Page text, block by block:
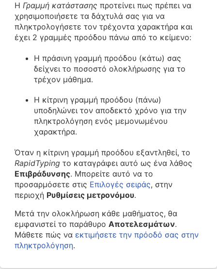
Η Γραμμή κατάστασης προτείνει πως πρέπει να
χρησιμοποιήσετε τα δάχτυλά σας για να
πληκτρολογήσετε τον τρέχοντα χαρακτήρα και
έχει 2 γραμμές προόδου πάνω από το κείμενο:
Η πράσινη γραμμή προόδου (κάτω) σας
δείχνει το ποσοστό ολοκλήρωσης για το
τρέχον μάθημα.
Η κίτρινη γραμμή προόδου (πάνω)
υποδηλώνει τον αποδεκτό χρόνο για την
πληκτρολόγηση ενός μεμονωμένου
χαρακτήρα.
Όταν η κίτρινη γραμμή προόδου εξαντληθεί, το
RapidTyping το καταγράφει αυτό ως ένα λάθος
Επιβράδυνσης. Μπορείτε αυτό να το
προσαρμόσετε στις Επιλογές σειράς, στην
περιοχή Ρυθμίσεις μετρονόμου.
Μετά την ολοκλήρωση κάθε μαθήματος, θα
εμφανιστεί το παράθυρο Αποτελεσμάτων.
Μάθετε πώς να εκτιμήσετε την πρόοδό σας στην
πληκτρολόγηση.